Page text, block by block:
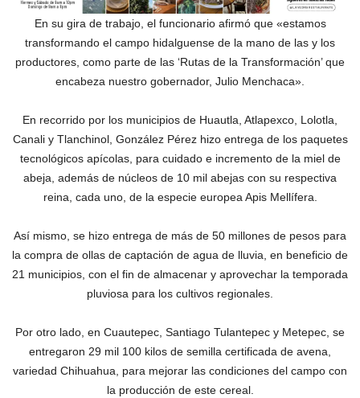
En su gira de trabajo, el funcionario afirmó que «estamos
transformando el campo hidalguense de la mano de las y los
productores, como parte de las ‘Rutas de la Transformación’ que
encabeza nuestro gobernador, Julio Menchaca».
En recorrido por los municipios de Huautla, Atlapexco, Lolotla,
Canali y Tlanchinol, González Pérez hizo entrega de los paquetes
tecnológicos apícolas, para cuidado e incremento de la miel de
abeja, además de núcleos de 10 mil abejas con su respectiva
reina, cada uno, de la especie europea Apis Mellífera.
Así mismo, se hizo entrega de más de 50 millones de pesos para
la compra de ollas de captación de agua de lluvia, en beneficio de
21 municipios, con el fin de almacenar y aprovechar la temporada
pluviosa para los cultivos regionales.
Por otro lado, en Cuautepec, Santiago Tulantepec y Metepec, se
entregaron 29 mil 100 kilos de semilla certificada de avena,
variedad Chihuahua, para mejorar las condiciones del campo con
la producción de este cereal.